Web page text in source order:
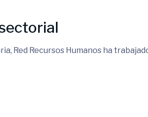
Red Recursos Humanos ha